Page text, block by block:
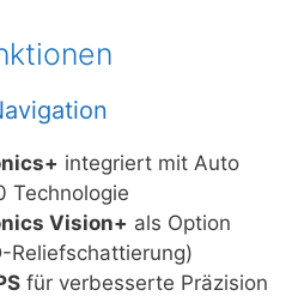
integriert mit Auto
Technologie
Vision+ als Option
Reliefschattierung)
für verbesserte Präzision